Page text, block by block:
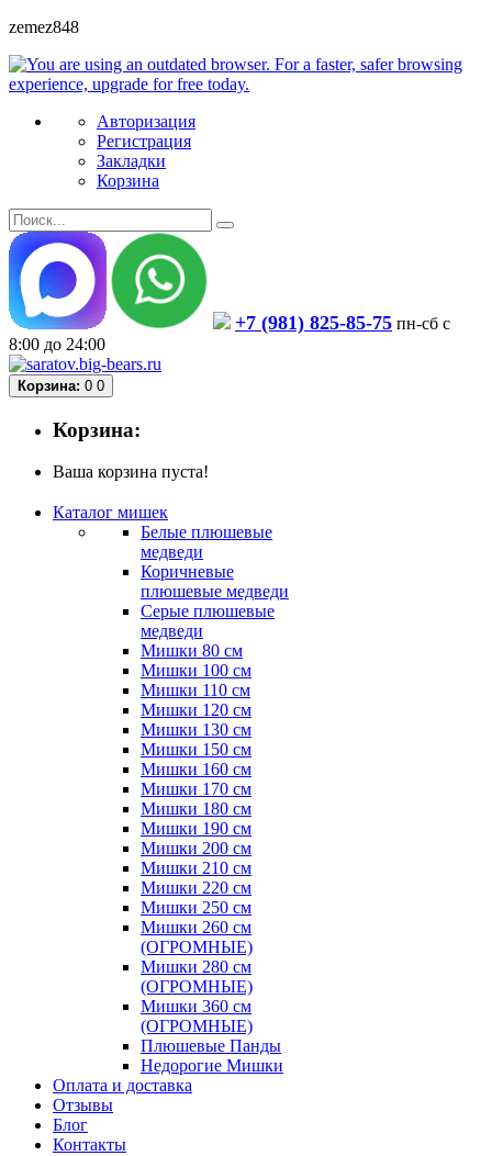
zemez848
Авторизация
Регистрация
Закладки
Корзина
+7 (981) 825-85-75 пн-сб с
8:00 до 24:00
Корзина: 0 0
Корзина:
Ваша корзина пуста!
Каталог мишек
Белые плюшевые
медведи
Коричневые
плюшевые медведи
Серые плюшевые
медведи
Мишки 80 см
Мишки 100 см
Мишки 110 см
Мишки 120 см
Мишки 130 см
Мишки 150 см
Мишки 160 см
Мишки 170 см
Мишки 180 см
Мишки 190 см
Мишки 200 см
Мишки 210 см
Мишки 220 см
Мишки 250 см
Мишки 260 см
(ОГРОМНЫЕ)
Мишки 280 см
(ОГРОМНЫЕ)
Мишки 360 см
(ОГРОМНЫЕ)
Плюшевые Панды
Недорогие Мишки
Оплата и доставка
Отзывы
Блог
Контакты